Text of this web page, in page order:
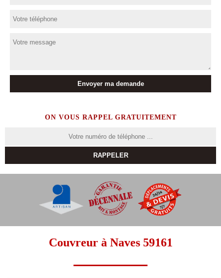
ON VOUS RAPPEL GRATUITEMENT
Couvreur à Naves 59161